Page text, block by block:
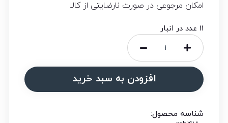
امکان مرجوعی در صورت نارضایتی از کالا
11 عدد در انبار
افزودن به سبد خرید
شناسه محصول: